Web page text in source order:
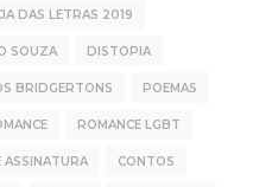
DAS LETRAS 2019
SOUZA DISTOPIA
BRIDGERTONS POEMAS
ROMANCE LGBT
ASSINATURA CONTOS